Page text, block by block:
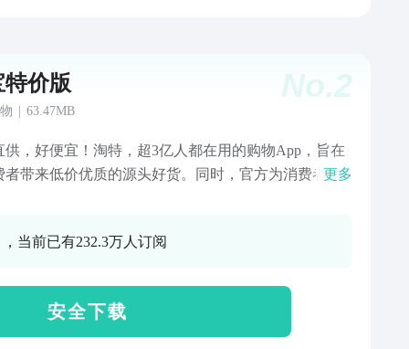
No.2
特价版
63.47MB
供，好便宜！淘特，超3亿人都在用的购物App，旨在
者带来低价优质的源头好货。同时，官方为消费者保
直供好货】 认准”品牌正品“，官方甄选 ，正品保障
质保障【特别新鲜丨“淘菜菜”生鲜次日达】 源头直
验丰富的买手，精选生鲜好货，吃着放心买着省心 次
：每天22点前下单，次日家门口自提点取货，方便 品
更多
当前已有232.3万人订阅
安 全 下 载